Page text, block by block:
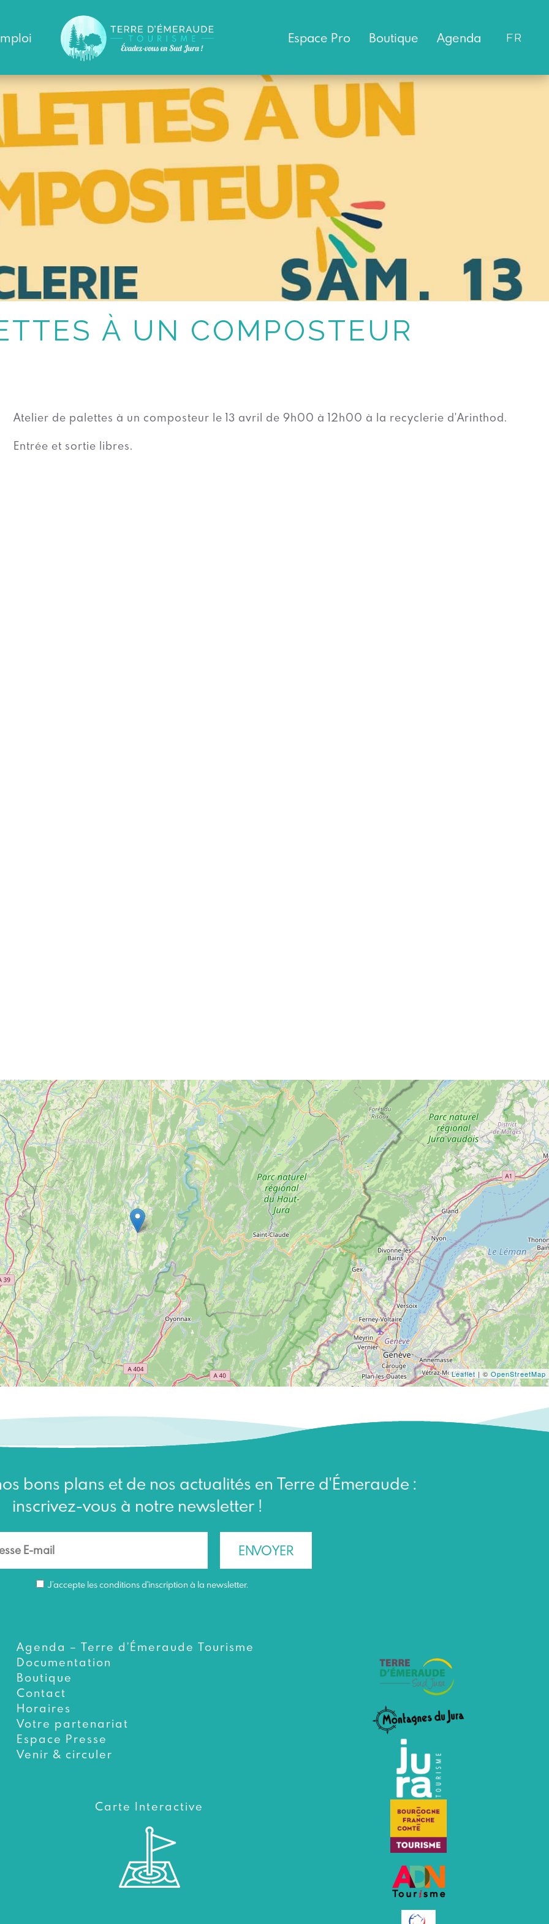
FR
Agenda
Boutique
Espace Pro
À UN COMPOSTEUR
Atelier de palettes à un composteur le 13 avril de 9h00 à 12h00 à la recyclerie d'Arinthod.
Entrée et sortie libres.
Leaflet | © OpenStreetMap
bons plans et de nos actualités en Terre d'Émeraude :
inscrivez-vous à notre newsletter !
J’accepte les conditions d'inscription à la newsletter.
Agenda – Terre d’Émeraude Tourisme
Documentation
Boutique
Contact
Horaires
Votre partenariat
Espace Presse
Venir & circuler
Carte Interactive